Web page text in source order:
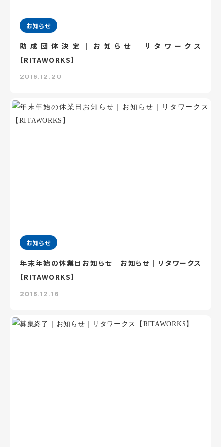
お知らせ
助成団体決定｜お知らせ｜リタワークス
【RITAWORKS】
2016.12.20
お知らせ
年末年始の休業日お知らせ｜お知らせ｜リタワークス
【RITAWORKS】
2016.12.16